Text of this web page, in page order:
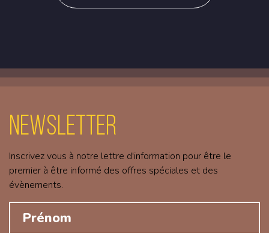
Newsletter
Inscrivez vous à notre lettre d'information pour être le
premier à être informé des offres spéciales et des
évènements.